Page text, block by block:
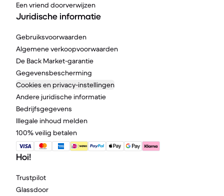
Een vriend doorverwijzen
Juridische informatie
Gebruiksvoorwaarden
Algemene verkoopvoorwaarden
De Back Market-garantie
Gegevensbescherming
Cookies en privacy-instellingen
Andere juridische informatie
Bedrijfsgegevens
Illegale inhoud melden
100% veilig betalen
Hoi!
Trustpilot
Glassdoor